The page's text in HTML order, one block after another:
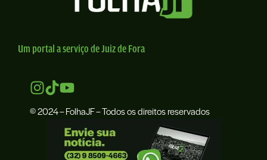
Um portal a serviço de Juiz de Fora
© 2024 – FolhaJF – Todos os direitos reservados